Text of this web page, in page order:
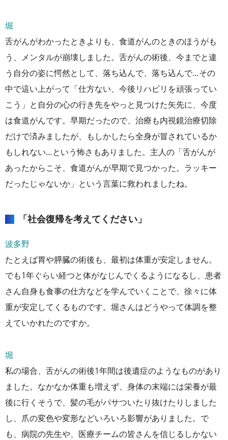
堀
舌がんがわかったときよりも、食道がんのときのほうがも
う、メンタルが崩壊しました。舌がんの術後、今までと違
う自分の姿に愕然として、落ち込んで、落ち込んで…その
中で這い上がって「仕方ない、今後リハビリを頑張ってい
こう」と自分の心の行き先をやっと見つけた矢先に、今度
は食道がんです。早期だったので、治療も内視鏡治療切除
だけで済みましたが、もしかしたら全身が冒されているか
もしれない…という怖さもありました。主人の「舌がんが
あったからこそ、食道がんが早期で見つかった。ラッキー
だったじゃないか」という言葉に救われましたね。
「社会復帰を考えてください」
波多野
たとえば胃や膵臓の術後も、最初は体重が安定しません。
でも1年ぐらい経つと体がなじんでくるようになるし、患者
さん自身も食事の仕方などを学んでいくことで、徐々に体
重が安定してくるものです。堀さんはどうやって体調を整
えていかれたのですか。
堀
私の場合、舌がんの術後1年間は後遺症のようなものがあり
ました。なかなか体重も増えず、身体の末端には栄養が最
後に行くそうで、髪の毛がパサついたり抜けたりしました
し、爪の変色や変形などいろいろ影響がありました。で
も、病院の先生や、医療チームの皆さんを信じるしかない